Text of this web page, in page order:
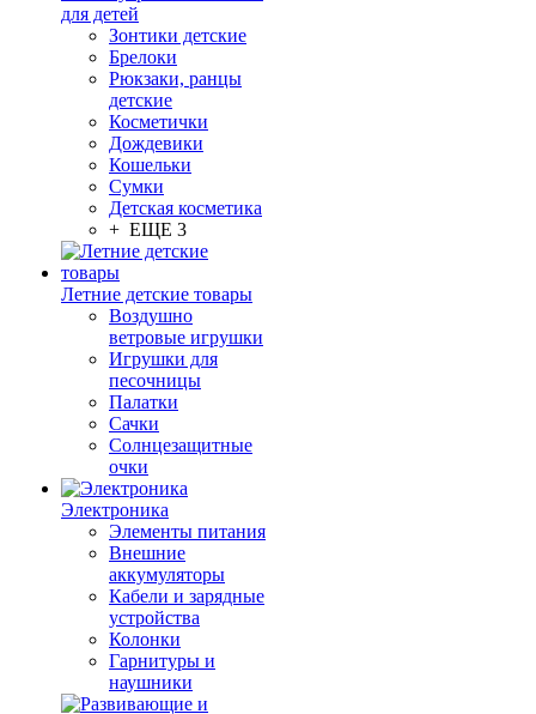
для детей
Зонтики детские
Брелоки
Рюкзаки, ранцы
детские
Косметички
Дождевики
Кошельки
Сумки
Детская косметика
+ ЕЩЕ 3
Летние детские товары
Воздушно
ветровые игрушки
Игрушки для
песочницы
Палатки
Сачки
Солнцезащитные
очки
Электроника
Элементы питания
Внешние
аккумуляторы
Кабели и зарядные
устройства
Колонки
Гарнитуры и
наушники